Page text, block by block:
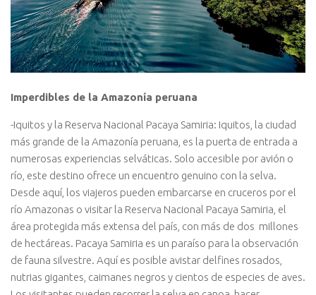
Imperdibles de la Amazonía peruana
-Iquitos y la Reserva Nacional Pacaya Samiria: Iquitos, la ciudad
más grande de la Amazonía peruana, es la puerta de entrada a
numerosas experiencias selváticas. Solo accesible por avión o
río, este destino ofrece un encuentro genuino con la selva.
Desde aquí, los viajeros pueden embarcarse en cruceros por el
río Amazonas o visitar la Reserva Nacional Pacaya Samiria, el
área protegida más extensa del país, con más de dos millones
de hectáreas. Pacaya Samiria es un paraíso para la observación
de fauna silvestre. Aquí es posible avistar delfines rosados,
nutrias gigantes, caimanes negros y cientos de especies de aves.